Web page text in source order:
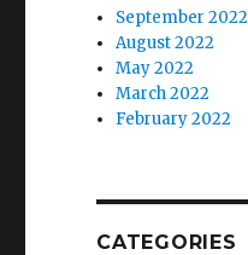
September 2022
August 2022
May 2022
March 2022
February 2022
CATEGORIES